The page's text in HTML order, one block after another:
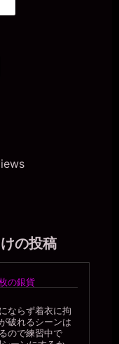
の投稿
の銀貨
ならず着衣に拘
破れるシーンは
ので練習中で